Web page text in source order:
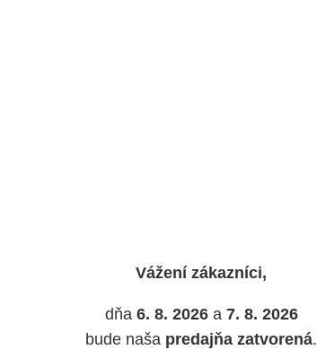
Vážení zákazníci,
dňa 6. 8. 2026a 7. 8. 2026
bude naša predajňa zatvorená.